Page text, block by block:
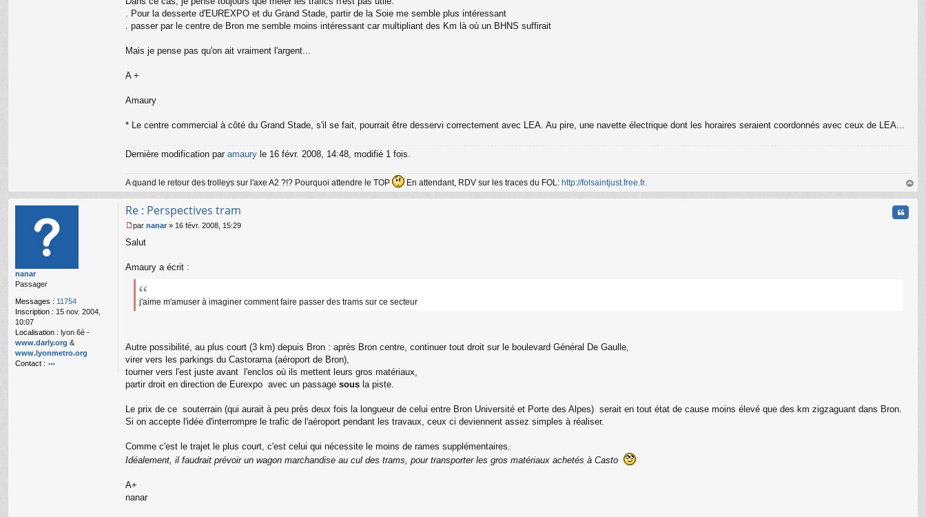
. Pour la desserte d'EUREXPO et du Grand Stade, partir de la Soie me semble plus intéressant
. passer par le centre de Bron me semble moins intéressant car multipliant des Km là où un BHNS suffirait
Mais je pense pas qu'on ait vraiment l'argent...
A +
Amaury
* Le centre commercial à côté du Grand Stade, s'il se fait, pourrait être desservi correctement avec LEA. Au pire, une navette électrique dont les horaires seraient coordonnés avec ceux de LEA...
Dernière modification par amaury le 16 févr. 2008, 14:48, modifié 1 fois.
A quand le retour des trolleys sur l'axe A2 ?!? Pourquoi attendre le TOP En attendant, RDV sur les traces du FOL: http://folsaintjust.free.fr.
au
nanar
Passager
Messages : 11754
Inscription : 15 nov. 2004,
10:07
Localisation : lyon 6è -
www.darly.org &
www.lyonmetro.org
Contact :
Re : Perspectives tram
e
s
u
par nanar » 16 févr. 2008, 15:29
Salut
Amaury a écrit :
j'aime m'amuser à imaginer comment faire passer des trams sur ce secteur
Autre possibilité, au plus court (3 km) depuis Bron : après Bron centre, continuer tout droit sur le boulevard Général De Gaulle,
virer vers les parkings du Castorama (aéroport de Bron),
tourner vers l'est juste avant l'enclos où ils mettent leurs gros matériaux,
partir droit en direction de Eurexpo avec un passage sous la piste.
Le prix de ce souterrain (qui aurait à peu près deux fois la longueur de celui entre Bron Université et Porte des Alpes) serait en tout état de cause moins élevé que des km zigzaguant dans Bron.
Si on accepte l'idée d'interrompre le trafic de l'aéroport pendant les travaux, ceux ci deviennent assez simples à réaliser.
Comme c'est le trajet le plus court, c'est celui qui nécessite le moins de rames supplémentaires.
Idéalement, il faudrait prévoir un wagon marchandise au cul des trams, pour transporter les gros matériaux achetés à Casto
A+
nanar